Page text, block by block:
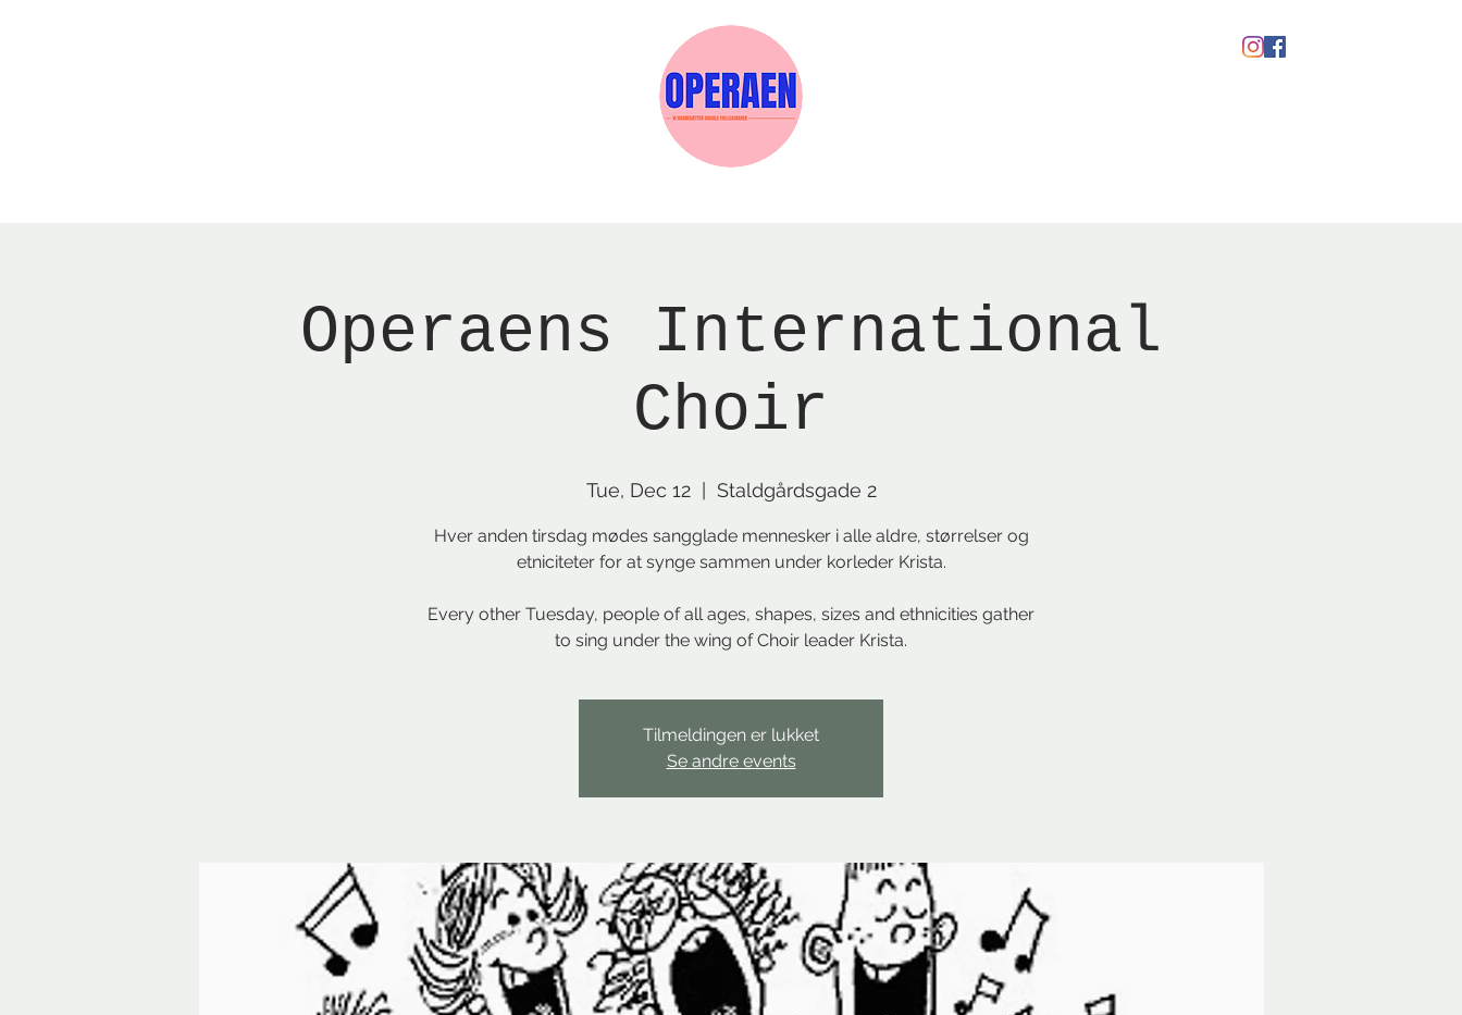
Operaens International
Choir
Tue, Dec 12
  |
Staldgårdsgade 2
Hver anden tirsdag mødes sangglade mennesker i alle aldre, størrelser og
etniciteter for at synge sammen under korleder Krista.
Every other Tuesday, people of all ages, shapes, sizes and ethnicities gather
to sing under the wing of Choir leader Krista.
Tilmeldingen er lukket
Se andre events